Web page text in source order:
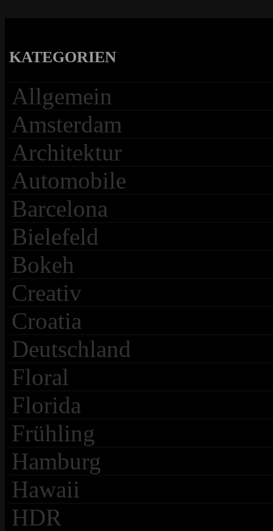
KATEGORIEN
Allgemein
Amsterdam
Architektur
Automobile
Barcelona
Bielefeld
Bokeh
Creativ
Croatia
Deutschland
Floral
Florida
Frühling
Hamburg
Hawaii
HDR